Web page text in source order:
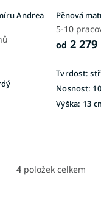
Andrea
Pěnová
5-10
od 2 279
Tvrdost:
Nosnost:
Výška: 13
O
4 položek celkem